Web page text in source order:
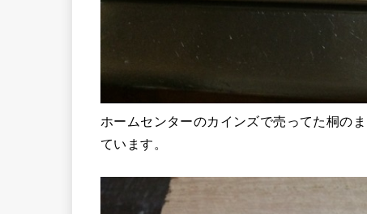
ホームセンターのカインズで売ってた桐の
ています。